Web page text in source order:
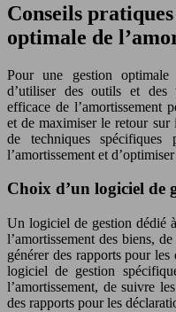
Conseils
optimale de
Pour une gestion optimale
d’utiliser des outils et des
efficace de l’amortissement
et de maximiser le retour sur
de techniques
l’amortissement et
Choix d’un logiciel de
Un logiciel de gestion dédié
l’amortissement des biens,
générer des rapports pour
logiciel de gestion
l’amortissement, de suivre
des rapports pour les